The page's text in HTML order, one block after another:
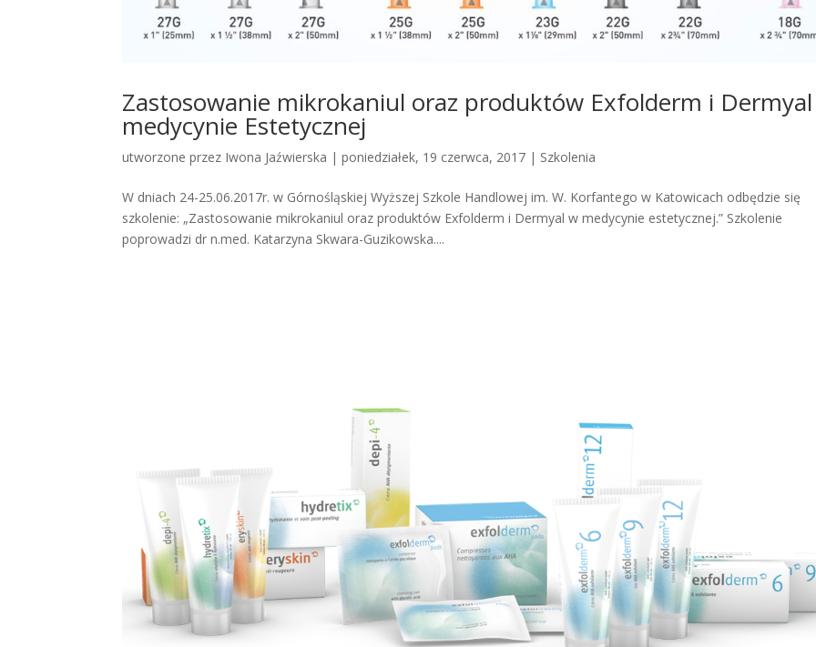
Zastosowanie mikrokaniul oraz produktów Exfolderm i
medycynie Estetycznej
utworzone przez Iwona Jaźwierska |poniedziałek, 19 czerwca, 2017 | Szkolenia
W dniach 24-25.06.2017r. w Górnośląskiej Wyższej Szkole Handlowej im. W. Korfantego w Katowicach odbędzie się
szkolenie: „Zastosowanie mikrokaniul oraz produktów Exfolderm i Dermyal w medycynie estetycznej.” Szkolenie
poprowadzi dr n.med. Katarzyna Skwara-Guzikowska....